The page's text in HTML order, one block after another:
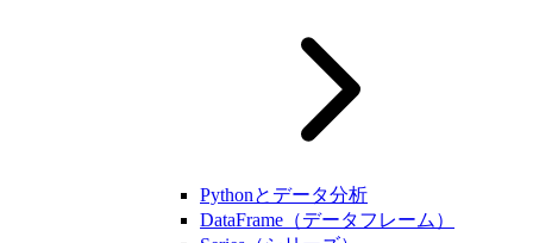
Pythonとデータ分析
DataFrame（データフレーム）